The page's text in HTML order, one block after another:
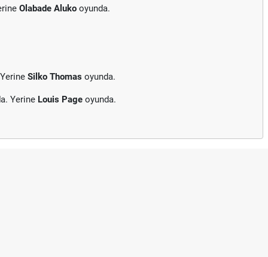
Olabade Aluko oyunda.
Silko Thomas oyunda.
Yerine Louis Page oyunda.